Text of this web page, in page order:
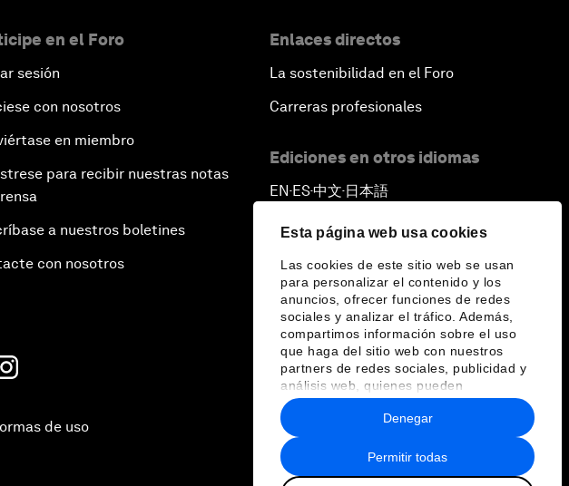
Esta página web usa cookies
Las cookies de este sitio web se usan
para personalizar el contenido y los
anuncios, ofrecer funciones de redes
sociales y analizar el tráfico. Además,
compartimos información sobre el uso
que haga del sitio web con nuestros
partners de redes sociales, publicidad y
análisis web, quienes pueden
combinarla con otra información que les
haya proporcionado o que hayan
recopilado a partir del uso que haya
hecho de sus servicios.
Permitir todas
Denegar
en el Foro
sesión
con nosotros
en miembro
para recibir nuestras notas
a nuestros boletines
con nosotros
Enlaces directos
La sostenibilidad en el Foro
Carreras profesionales
Ediciones en otros idiomas
EN ▪ ES▪中文▪ 日本語
de uso